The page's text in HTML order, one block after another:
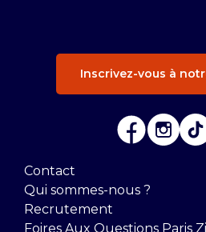
Inscrivez-vous à
Contact
Qui sommes-nous ?
Recrutement
Foires Aux Questions Paris